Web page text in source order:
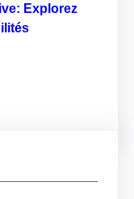
Explorez